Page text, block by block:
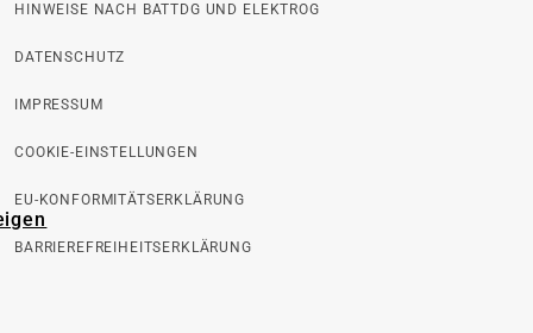
HINWEISE NACH BATTDG UND ELEKTROG
DATENSCHUTZ
IMPRESSUM
COOKIE-EINSTELLUNGEN
EU-KONFORMITÄTSERKLÄRUNG
BARRIEREFREIHEITSERKLÄRUNG